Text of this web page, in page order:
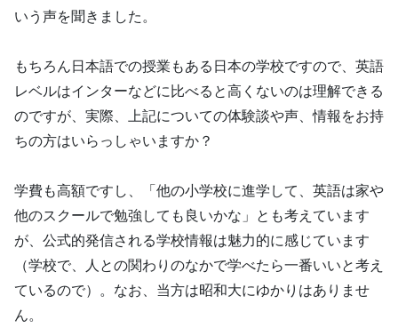
いう声を聞きました。
もちろん日本語での授業もある日本の学校ですので、英語
レベルはインターなどに比べると高くないのは理解できる
のですが、実際、上記についての体験談や声、情報をお持
ちの方はいらっしゃいますか？
学費も高額ですし、「他の小学校に進学して、英語は家や
他のスクールで勉強しても良いかな」とも考えています
が、公式的発信される学校情報は魅力的に感じています
（学校で、人との関わりのなかで学べたら一番いいと考え
ているので）。なお、当方は昭和大にゆかりはありませ
ん。